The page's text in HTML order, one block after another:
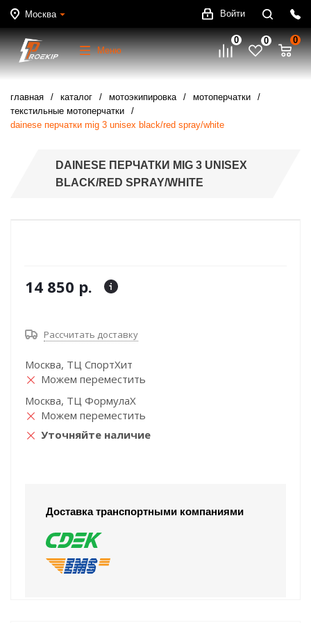
Москва Войти
Меню
0 0 0
главная каталог мотоэкипировка
мотоперчатки
текстильные мотоперчатки
dainese перчатки mig 3 unisex black/red spray/white
DAINESE ПЕРЧАТКИ MIG 3 UNISEX
BLACK/RED SPRAY/WHITE
14 850 р.
Рассчитать доставку
Москва, ТЦ СпортХит
Можем переместить
Москва, ТЦ ФормулаХ
Можем переместить
Уточняйте наличие
Доставка транспортными компаниями